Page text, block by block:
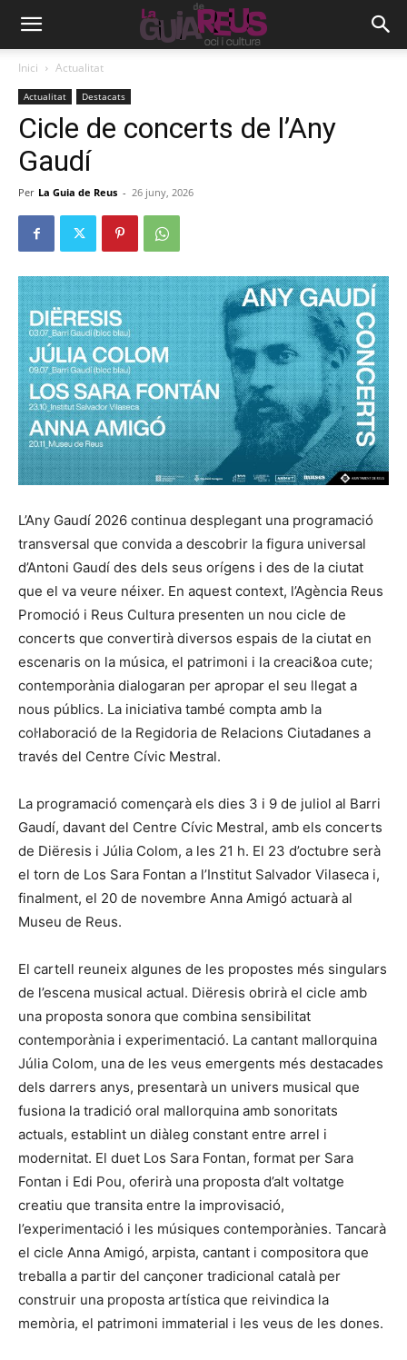
Inici Actualitat
Actualitat Destacats
Cicle de concerts de l’Any
Gaudí
Per La Guia de Reus - 26 juny, 2026
L’Any Gaudí 2026 continua desplegant una programació
transversal que convida a descobrir la figura universal
d’Antoni Gaudí des dels seus orígens i des de la ciutat
que el va veure néixer. En aquest context, l’Agència Reus
Promoció i Reus Cultura presenten un nou cicle de
concerts que convertirà diversos espais de la ciutat en
escenaris on la música, el patrimoni i la creaci&oa cute;
contemporània dialogaran per apropar el seu llegat a
nous públics. La iniciativa també compta amb la
col·laboració de la Regidoria de Relacions Ciutadanes a
través del Centre Cívic Mestral.
La programació començarà els dies 3 i 9 de juliol al Barri
Gaudí, davant del Centre Cívic Mestral, amb els concerts
de Diëresis i Júlia Colom, a les 21 h. El 23 d’octubre serà
el torn de Los Sara Fontan a l’Institut Salvador Vilaseca i,
finalment, el 20 de novembre Anna Amigó actuarà al
Museu de Reus.
El cartell reuneix algunes de les propostes més singulars
de l’escena musical actual. Diëresis obrirà el cicle amb
una proposta sonora que combina sensibilitat
contemporània i experimentació. La cantant mallorquina
Júlia Colom, una de les veus emergents més destacades
dels darrers anys, presentarà un univers musical que
fusiona la tradició oral mallorquina amb sonoritats
actuals, establint un diàleg constant entre arrel i
modernitat. El duet Los Sara Fontan, format per Sara
Fontan i Edi Pou, oferirà una proposta d’alt voltatge
creatiu que transita entre la improvisació,
l’experimentació i les músiques contemporànies. Tancarà
el cicle Anna Amigó, arpista, cantant i compositora que
treballa a partir del cançoner tradicional català per
construir una proposta artística que reivindica la
memòria, el patrimoni immaterial i les veus de les dones.